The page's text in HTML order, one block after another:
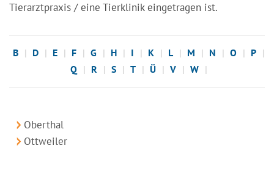
Tierarztpraxis / eine Tierklinik eingetragen ist.
B D E F G H I K L M N O
P
Q
R S T Ü V W
Oberthal
Ottweiler